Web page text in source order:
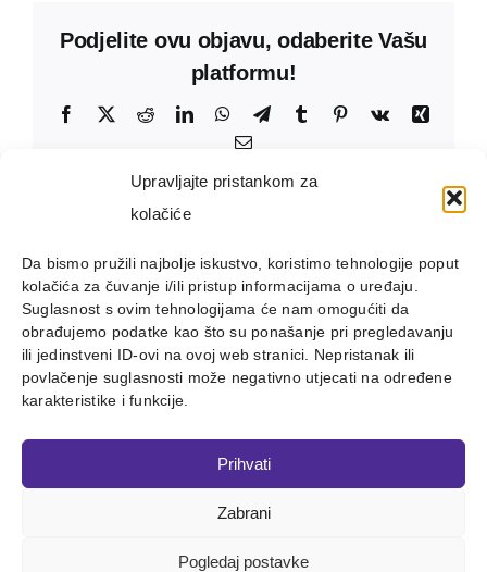
Upravljajte pristankom za
kolačiće
Da bismo pružili najbolje iskustvo, koristimo tehnologije poput
kolačića za čuvanje i/ili pristup informacijama o uređaju.
Suglasnost s ovim tehnologijama će nam omogućiti da
obrađujemo podatke kao što su ponašanje pri pregledavanju
ili jedinstveni ID-ovi na ovoj web stranici. Nepristanak ili
povlačenje suglasnosti može negativno utjecati na određene
karakteristike i funkcije.
Prihvati
Zabrani
Pogledaj postavke
Podjelite ovu objavu, odaberite Vašu
platformu!
Facebook
X RedditLinkedInWhatsApp
TelegramTumblr Pinterest
Vk
Xing
Email:
| All Rights Reserved | Powered by